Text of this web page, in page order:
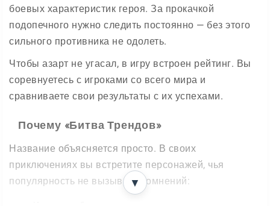
боевых характеристик героя. За прокачкой
подопечного нужно следить постоянно — без этого
сильного противника не одолеть.
Чтобы азарт не угасал, в игру встроен рейтинг. Вы
соревнуетесь с игроками со всего мира и
сравниваете свои результаты с их успехами.
Почему «Битва Трендов»
Название объясняется просто. В своих
приключениях вы встретите персонажей, чья
популярность не вызывает сомнений:
▼